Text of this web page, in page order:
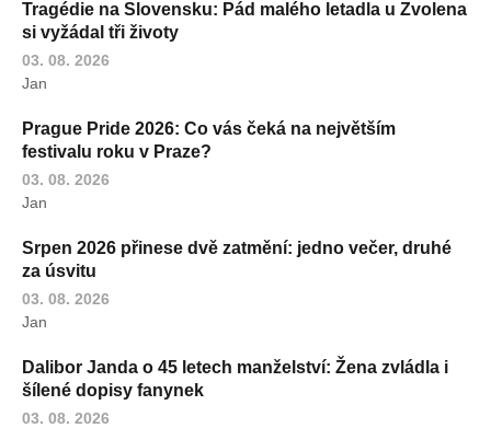
Tragédie na Slovensku: Pád malého letadla u Zvolena
si vyžádal tři životy
03. 08. 2026
Jan
Prague Pride 2026: Co vás čeká na největším
festivalu roku v Praze?
03. 08. 2026
Jan
Srpen 2026 přinese dvě zatmění: jedno večer, druhé
za úsvitu
03. 08. 2026
Jan
Dalibor Janda o 45 letech manželství: Žena zvládla i
šílené dopisy fanynek
03. 08. 2026